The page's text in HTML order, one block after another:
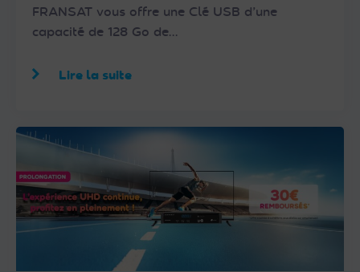
FRANSAT vous offre une Clé USB d’une
capacité de 128 Go de…
Lire la suite